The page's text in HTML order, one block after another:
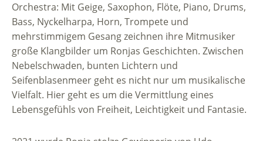
Orchestra: Mit Geige, Saxophon, Flöte, Piano, Drums,
Bass, Nyckelharpa, Horn, Trompete und
mehrstimmigem Gesang zeichnen ihre Mitmusiker
große Klangbilder um Ronjas Geschichten. Zwischen
Nebelschwaden, bunten Lichtern und
Seifenblasenmeer geht es nicht nur um musikalische
Vielfalt. Hier geht es um die Vermittlung eines
Lebensgefühls von Freiheit, Leichtigkeit und Fantasie.